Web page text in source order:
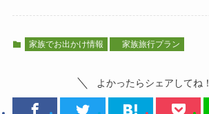
家族でお出かけ情報 家族旅行プラン
よかったらシェアしてね！